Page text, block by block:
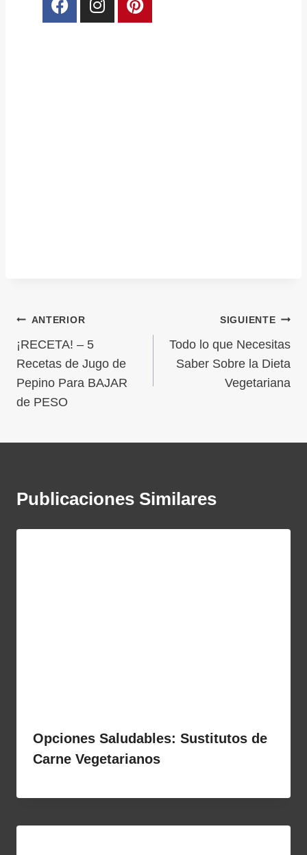
ANTERIOR
¡RECETA! – 5
Recetas de Jugo de
Pepino Para BAJAR
de PESO
SIGUIENTE
Todo lo que Necesitas
Saber Sobre la Dieta
Vegetariana
Publicaciones Similares
Opciones Saludables: Sustitutos de
Carne Vegetarianos